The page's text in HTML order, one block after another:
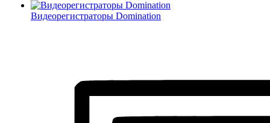
Видеорегистраторы Domination